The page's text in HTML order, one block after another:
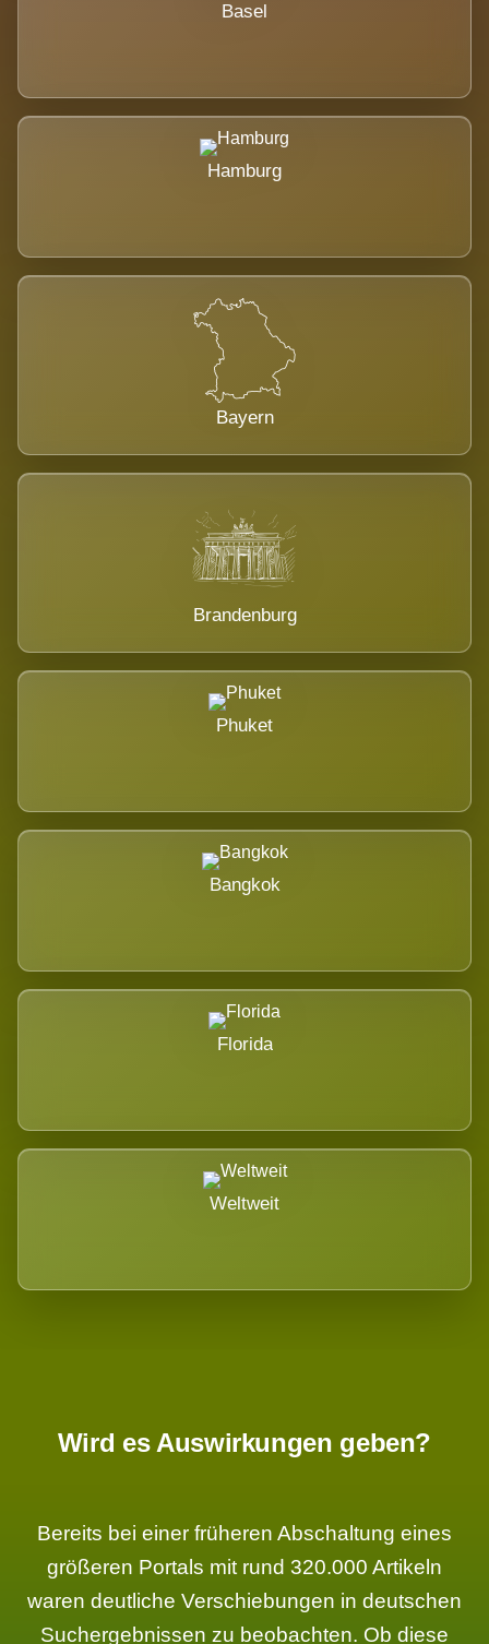
Basel
Hamburg
Bayern
Brandenburg
Phuket
Bangkok
Florida
Weltweit
Wird es Auswirkungen geben?
Bereits bei einer früheren Abschaltung eines
größeren Portals mit rund 320.000 Artikeln
waren deutliche Verschiebungen in deutschen
Suchergebnissen zu beobachten. Ob diese